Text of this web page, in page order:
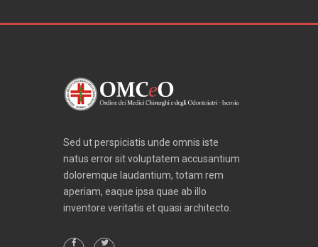
Sed ut perspiciatis unde omnis iste
natus error sit voluptatem accusantium
doloremque laudantium, totam rem
aperiam, eaque ipsa quae ab illo
inventore veritatis et quasi architecto.